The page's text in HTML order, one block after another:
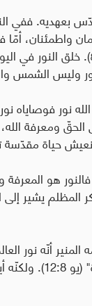
بعهديه. ففي
واطمئنان،
به الخالق هو الفصل بين النور
وليس الشمس
ظلمة البتة (١ يو ٥:١). وبما
ومعرفة
حياة مقدّسة
هو المعرفة
المظلم يشير
أنّه نور
يتبعني لا يمشي في